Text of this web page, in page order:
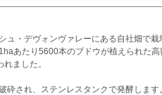
ュ・デヴォンヴァレーにある自社畑で
あたり5600本のブドウが植えられた
ました。
砕され、ステンレスタンクで発酵しま